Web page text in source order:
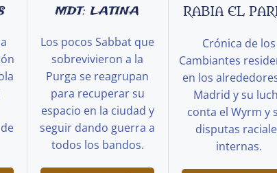
MDT: LATINA
Los pocos Sabbat que
sobrevivieron a la
Purga se reagrupan
para recuperar su
espacio en la ciudad y
seguir dando guerra a
todos los bandos.
RABIA EL
Crónica de los
Cambiantes
en los
Madrid y su
conta el Wyrm y
disputas
internas.